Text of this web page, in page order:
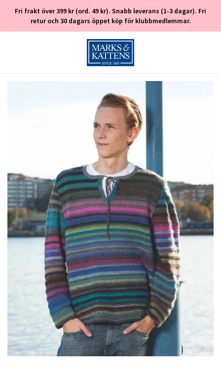
Fri frakt över 399 kr (ord. 49 kr). Snabb leverans (1-3 dagar). Fri
retur och 30 dagars öppet köp för klubbmedlemmar.